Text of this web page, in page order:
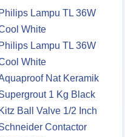
Philips Lampu TL 36W
White
Philips Lampu TL 36W
White
Nat Keramik
1 Kg Black
Kitz Ball Valve 1/2 Inch
Contactor